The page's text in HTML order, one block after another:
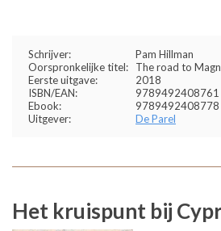
Schrijver:
Pam Hillman
Oorspronkelijke titel:
The road to
Eerste uitgave:
2018
ISBN/EAN:
9789492408761
Ebook:
9789492408778
Uitgever:
De Parel
Het kruispunt bij